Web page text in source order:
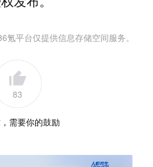
氪平台仅提供信息存储空间服务。
83
需要你的鼓励